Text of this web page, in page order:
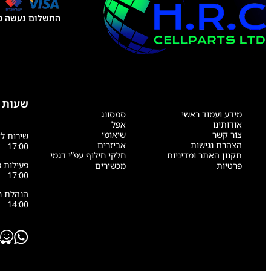
התשלום נעשה
מידע ועמוד ראשי
אודותינו
צור קשר
הצהרת נגישות
תקנון האתר ומדיניות
פרטיות
סמסונג
אפל
שיאומי
אביזרים
חלקי חילוף עפ”י דגמי
מכשירים
שעות
17:00
17:00
14:00